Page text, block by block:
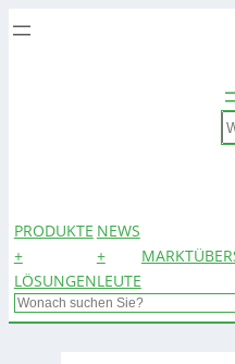
PRODUKTE
+
LÖSUNGEN
NEWS
+
LEUTE
Search